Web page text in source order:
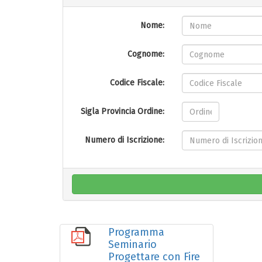
Nome:
Cognome:
Codice Fiscale:
Sigla Provincia Ordine:
Numero di Iscrizione:
Programma
Seminario
Progettare con Fire